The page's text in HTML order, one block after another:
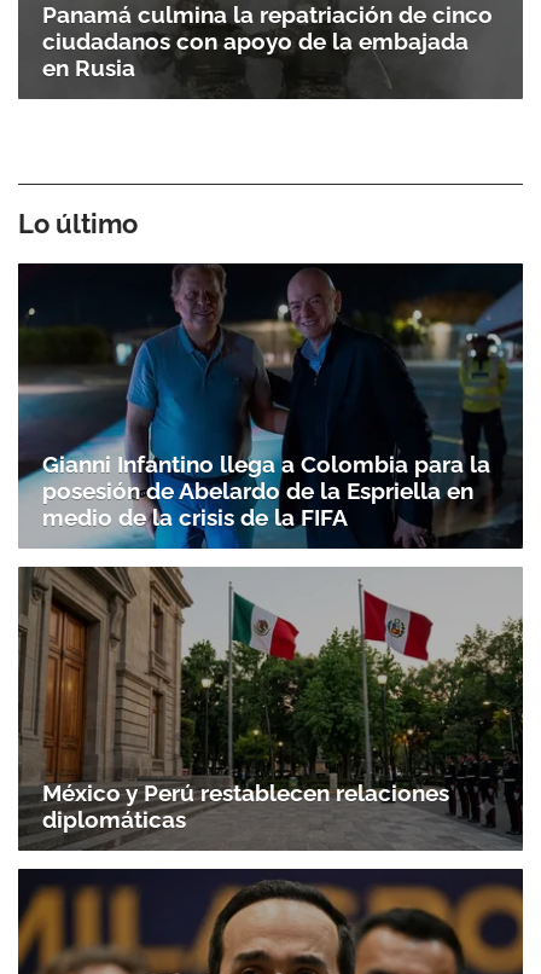
Panamá culmina la repatriación de cinco
ciudadanos con apoyo de la embajada
en Rusia
Lo último
Gianni Infantino llega a Colombia para la
posesión de Abelardo de la Espriella en
medio de la crisis de la FIFA
México y Perú restablecen relaciones
diplomáticas